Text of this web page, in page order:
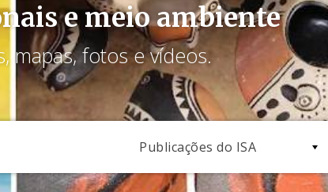
e meio ambiente
mapas, fotos e vídeos.
Publicações do ISA